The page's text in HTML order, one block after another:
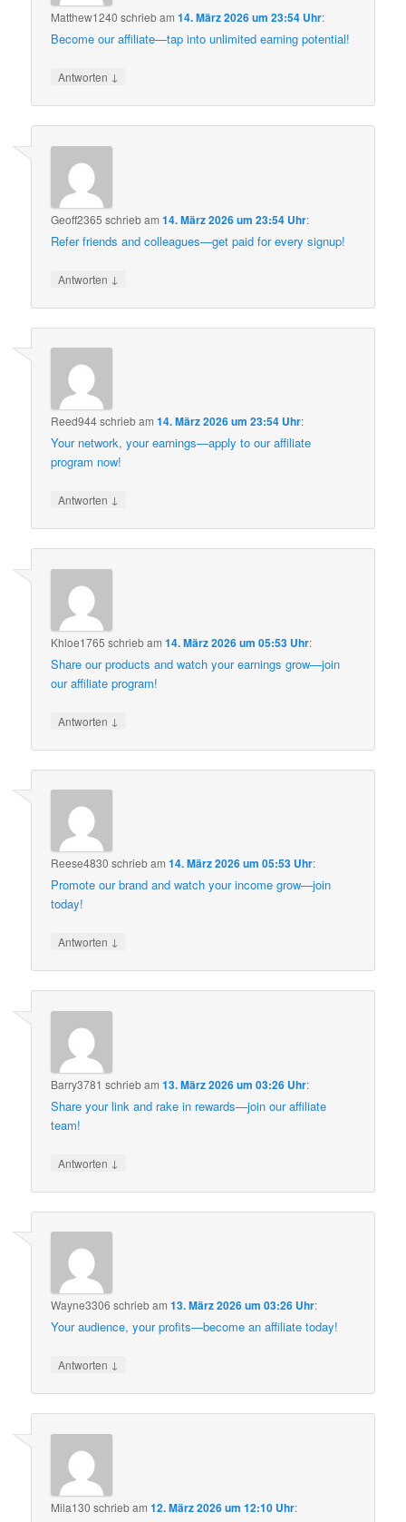
Matthew1240 schriebam14. März 2026 um 23:54 Uhr:
Become our affiliate—tap into unlimited earning potential!
Antworten ↓
Geoff2365 schriebam14. März 2026 um 23:54 Uhr:
Refer friends and colleagues—get paid for every signup!
Antworten ↓
Reed944schriebam14. März 2026 um 23:54 Uhr:
Your network, your earnings—apply to our affiliate
program now!
Antworten ↓
Khloe1765 schriebam14. März 2026 um 05:53 Uhr:
Share our products and watch your earnings grow—join
our affiliate program!
Antworten ↓
Reese4830 schriebam14. März 2026 um 05:53 Uhr:
Promote our brand and watch your income grow—join
today!
Antworten ↓
Barry3781 schriebam13. März 2026 um 03:26 Uhr:
Share your link and rake in rewards—join our affiliate
team!
Antworten ↓
Wayne3306 schriebam13. März 2026 um 03:26 Uhr:
Your audience, your profits—become an affiliate today!
Antworten ↓
Mila130 schriebam12. März 2026 um 12:10 Uhr: